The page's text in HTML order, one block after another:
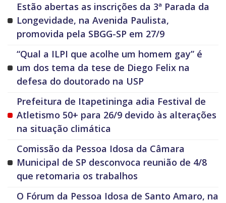
Estão abertas as inscrições da 3ª Parada da
Longevidade, na Avenida Paulista,
promovida pela SBGG-SP em 27/9
“Qual a ILPI que acolhe um homem gay” é
um dos tema da tese de Diego Felix na
defesa do doutorado na USP
Prefeitura de Itapetininga adia Festival de
Atletismo 50+ para 26/9 devido às alterações
na situação climática
Comissão da Pessoa Idosa da Câmara
Municipal de SP desconvoca reunião de 4/8
que retomaria os trabalhos
O Fórum da Pessoa Idosa de Santo Amaro, na